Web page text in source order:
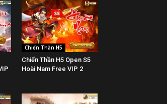
Chiến Thần H5
Chiến Thần H5 Open S5
Hoài Nam Free VIP 2